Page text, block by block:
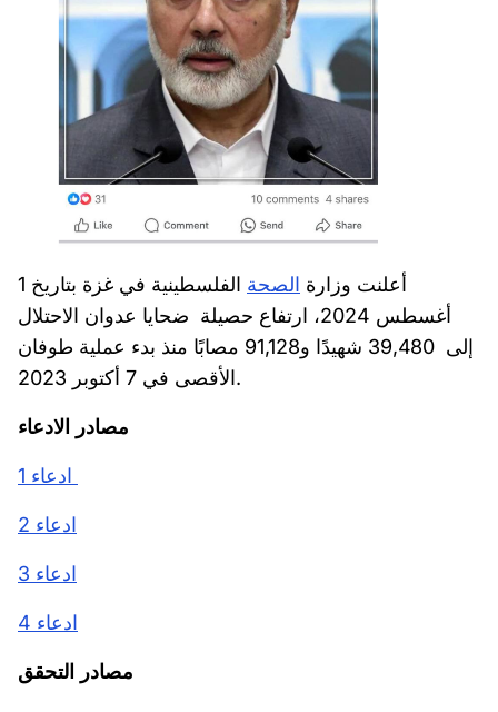
أعلنت وزارة الصحة
الفلسطينية في غزة بتاريخ 1
أغسطس 2024، ارتفاع حصيلة ضحايا عدوان الاحتلال
إلى 39,480 شهيدًا و91,128 مصابًا منذ بدء عملية طوفان
الأقصى في 7 أكتوبر 2023.
مصادر الادعاء
ادعاء 2
ادعاء 3
ادعاء 4
مصادر التحقق